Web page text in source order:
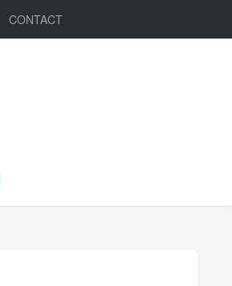
CONTACT